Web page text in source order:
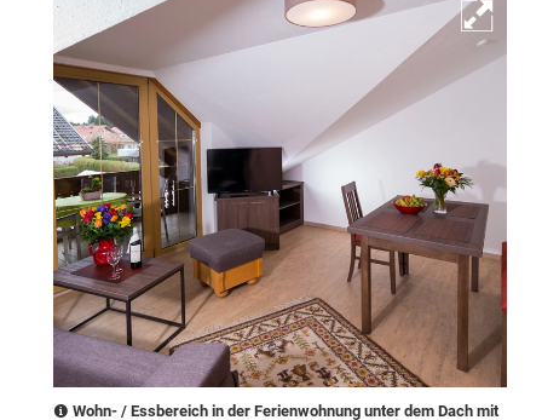
Wohn- / Essbereich in der Ferienwohnung unter dem Dach mit